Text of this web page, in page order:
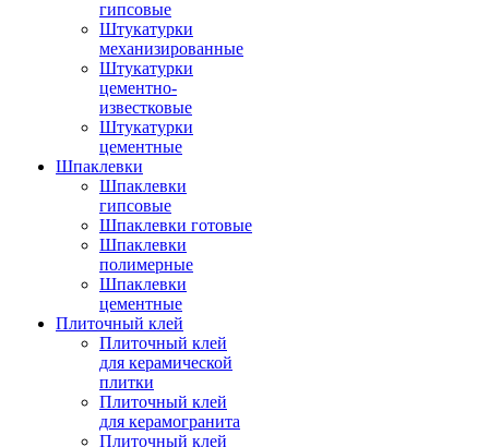
гипсовые
Штукатурки
механизированные
Штукатурки
цементно-
известковые
Штукатурки
цементные
Шпаклевки
Шпаклевки
гипсовые
Шпаклевки готовые
Шпаклевки
полимерные
Шпаклевки
цементные
Плиточный клей
Плиточный клей
для керамической
плитки
Плиточный клей
для керамогранита
Плиточный клей